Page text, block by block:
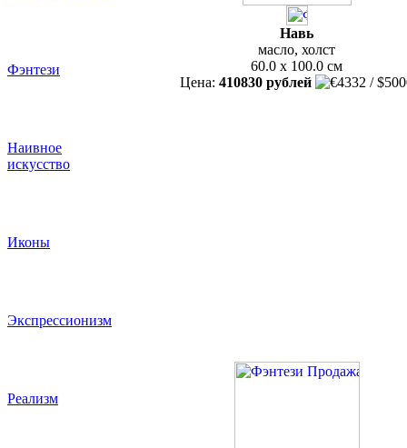
Фэнтези
Наивное
искусство
Иконы
Экспрессионизм
Реализм
Навь
масло, холст
60.0 x 100.0 см
Цена: 410830 рублей